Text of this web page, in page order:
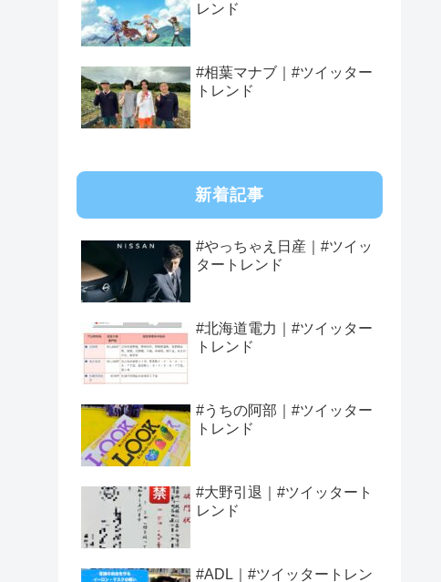
レンド
#相葉マナブ｜#ツイッター
トレンド
新着記事
#やっちゃえ日産｜#ツイッ
タートレンド
#北海道電力｜#ツイッター
トレンド
#うちの阿部｜#ツイッター
トレンド
#大野引退｜#ツイッタート
レンド
#ADL｜#ツイッタートレン